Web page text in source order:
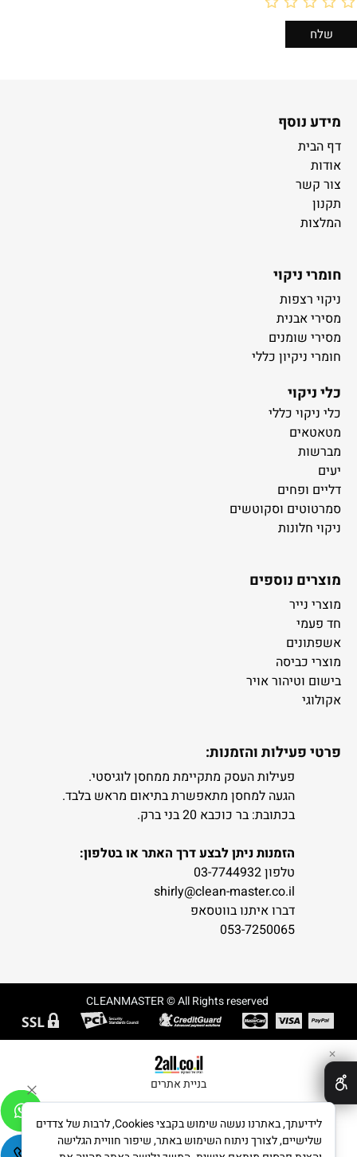
מידע נוסף
דף הבית
אודות
צור קשר
תקנון
המלצות
חומרי ניקוי
ניקוי רצפות
מסירי אבנית
מסירי שומנים
חומרי ניקיון כללי
כלי ניקוי
כלי ניקוי כללי
מטאטאים
מברשות
יעים
דליים ופחים
סמרטוטים וסקוטשים
ניקוי חלונות
מוצרים נוספים
מוצרי נייר
חד פעמי
אשפתונים
מוצרי כביסה
בישום וטיהור אויר
אקולוגי
פרטי פעילות והזמנות:
פעילות העסק מתקיימת ממחסן לוגיסטי.
הגעה למחסן מתאפשרת בתיאום מראש בלבד.
בכתובת: בר כוכבא 20 בני ברק.
הזמנות ניתן לבצע דרך האתר או בטלפון:
טלפון 03-7744932
shirly@clean-master.co.il
דברו איתנו בווטסאפ
053-7250065
בניית אתרים
✕
לידיעתך, באתרנו נעשה שימוש בקבצי Cookies, לרבות של צדדים
שלישיים, לצורך ניתוח השימוש באתר, שיפור חוויית הגלישה